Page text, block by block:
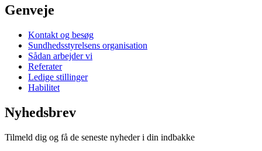
Genveje
Kontakt og besøg
Sundhedsstyrelsens organisation
Sådan arbejder vi
Referater
Ledige stillinger
Habilitet
Nyhedsbrev
Tilmeld dig og få de seneste nyheder i din indbakke